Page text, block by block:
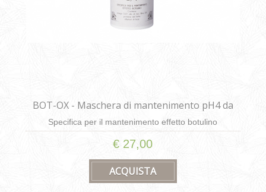
BOT-OX - Maschera di mantenimento pH4 da
200ml
Specifica per il mantenimento effetto botulino
€ 27,00